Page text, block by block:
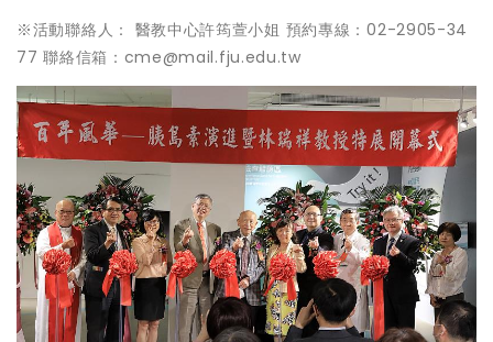
※活動聯絡人： 醫教中心許筠萱小姐 預約專線：02-2905-34
77 聯絡信箱：cme@mail.fju.edu.tw